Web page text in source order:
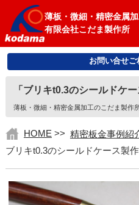
薄板・微細・精密金属
有限会社こだま製作所
お問い合せご
「ブリキt0.3のシールドケー
薄板・微細・精密金属加工のこだま製作
HOME >> 精密板金事例紹
ブリキt0.3のシールドケース製作